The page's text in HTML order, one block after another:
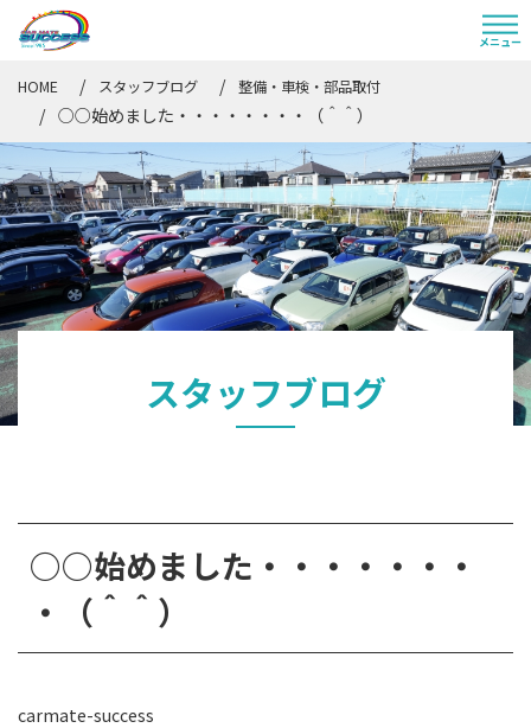
HOME スタッフブログ 整備・車検・部品取付
○○始めました・・・・・・・・（＾＾）
スタッフブログ
○○始めました・・・・・・・
・（＾＾）
carmate-success